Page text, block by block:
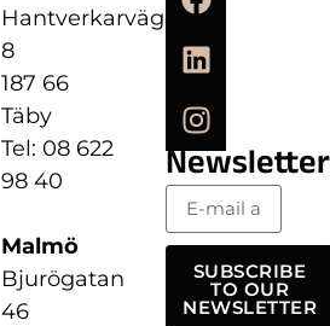
Hantverkarvägen
8
187 66
Täby
Tel: 08 622
98 40
Malmö
Bjurögatan
46
SUBSCRIBE
TO OUR
NEWSLETTER